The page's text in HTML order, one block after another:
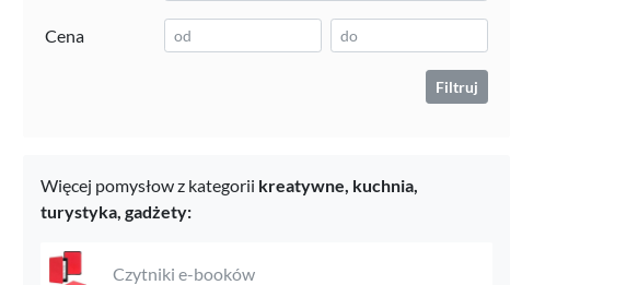
Cena
Filtruj
Więcej pomysłow z kategorii kreatywne, kuchnia,
turystyka, gadżety:
Czytniki e-booków